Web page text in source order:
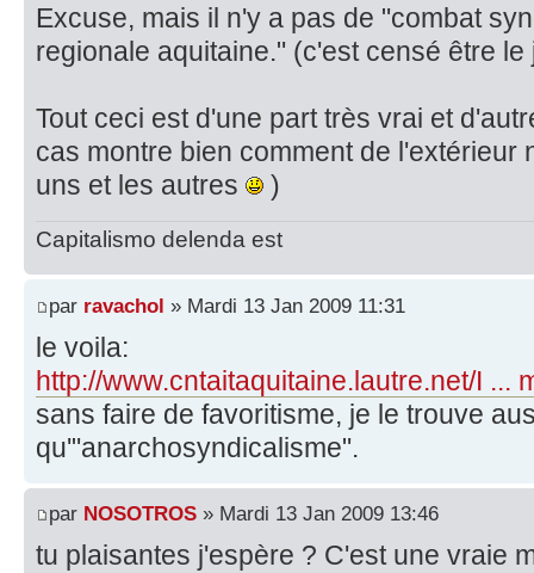
Excuse, mais il n'y a pas de "combat
regionale aquitaine." (c'est censé être
Tout ceci est d'une part très vrai et
cas montre bien comment de l'extérieur
uns et les autres
)
Capitalismo delenda est
par ravachol » Mardi 13 Jan 2009 11:31
le voila:
http://www.cntaitaquitaine.lautre.net/I ...
sans faire de favoritisme, je le trouve
qu'"anarchosyndicalisme".
par NOSOTROS » Mardi 13 Jan 2009 13:46
tu plaisantes j'espère ? C'est une vraie